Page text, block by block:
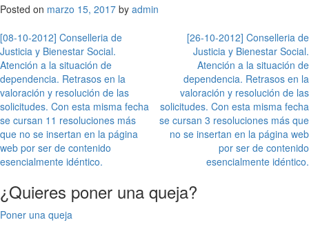
Posted on marzo 15, 2017 by admin
Navegación
de
entradas
[08-10-2012] Conselleria de
Justicia y Bienestar Social.
Atención a la situación de
dependencia. Retrasos en la
valoración y resolución de las
solicitudes. Con esta misma fecha
se cursan 11 resoluciones más
que no se insertan en la página
web por ser de contenido
esencialmente idéntico.
[26-10-2012] Conselleria de
Justicia y Bienestar Social.
Atención a la situación de
dependencia. Retrasos en la
valoración y resolución de las
solicitudes. Con esta misma fecha
se cursan 3 resoluciones más que
no se insertan en la página web
por ser de contenido
esencialmente idéntico.
¿Quieres poner una queja?
Poner una queja